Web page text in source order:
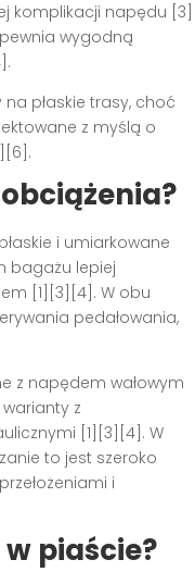
komplikacji napędu [3]
wygodną
płaskie trasy, choć
z myślą o
i umiarkowane
bagażu lepiej
[1][3][4]. W obu
pedałowania,
z napędem wałowym
z
[1][3][4]. W
to jest szeroko
i
piaście?